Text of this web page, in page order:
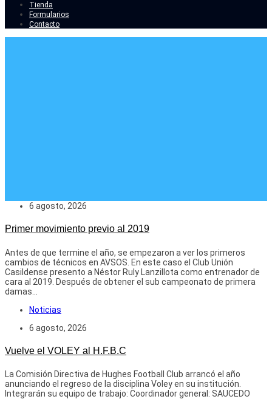
Tienda
Formularios
Contacto
6 agosto, 2026
Primer movimiento previo al 2019
Antes de que termine el año, se empezaron a ver los primeros
cambios de técnicos en AVSOS. En este caso el Club Unión
Casildense presento a Néstor Ruly Lanzillota como entrenador de
cara al 2019. Después de obtener el sub campeonato de primera
damas...
Noticias
6 agosto, 2026
Vuelve el VOLEY al H.F.B.C
La Comisión Directiva de Hughes Football Club arrancó el año
anunciando el regreso de la disciplina Voley en su institución.
Integrarán su equipo de trabajo: Coordinador general: SAUCEDO